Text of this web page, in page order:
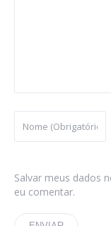
Salvar meus dados
eu comentar.